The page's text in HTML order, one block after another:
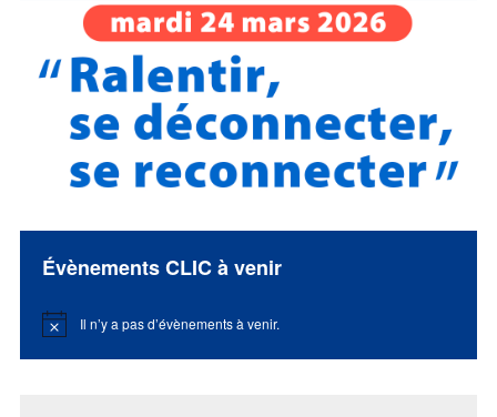
Évènements CLIC à venir
Notice Il n’y a pas d’évènements à venir.